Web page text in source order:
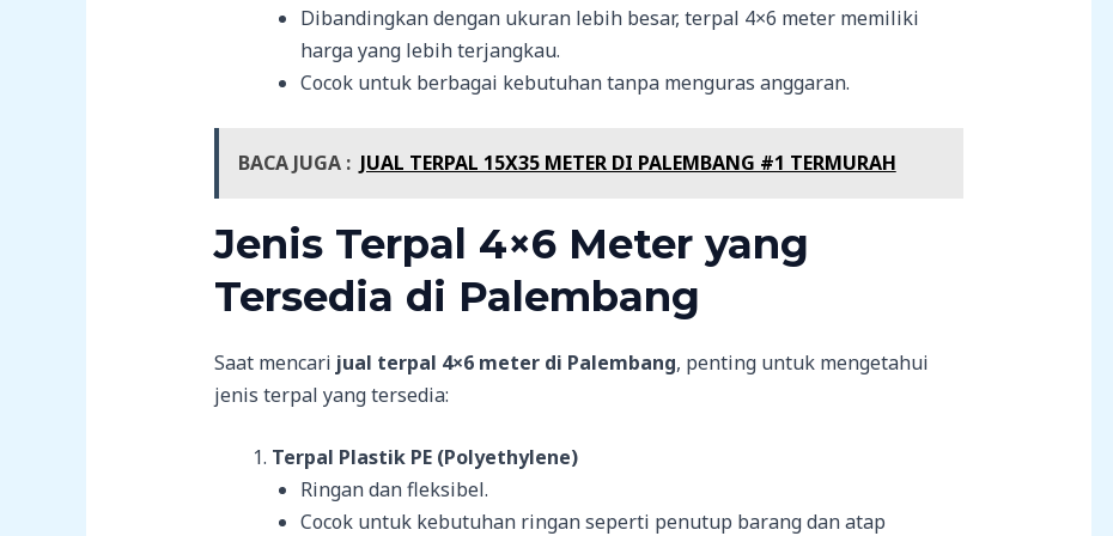
Dibandingkan dengan ukuran lebih besar, terpal 4×6 meter memiliki
harga yang lebih terjangkau.
Cocok untuk berbagai kebutuhan tanpa menguras anggaran.
BACA JUGA : JUAL TERPAL 15X35 METER DI PALEMBANG #1 TERMURAH
Jenis Terpal 4×6 Meter yang
Tersedia di Palembang
Saat mencari jual terpal 4×6 meter di Palembang, penting untuk mengetahui
jenis terpal yang tersedia:
Terpal Plastik PE (Polyethylene)
Ringan dan fleksibel.
Cocok untuk kebutuhan ringan seperti penutup barang dan atap